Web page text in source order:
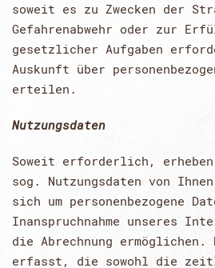
soweit es zu Zwecken der
Gefahrenabwehr oder zur
gesetzlicher Aufgaben
Auskunft über
erteilen.
Nutzungsdaten
Soweit erforderlich, erheben
sog. Nutzungsdaten von
sich um personenbezogene
Inanspruchnahme unseres
die Abrechnung ermöglichen.
erfasst, die sowohl die